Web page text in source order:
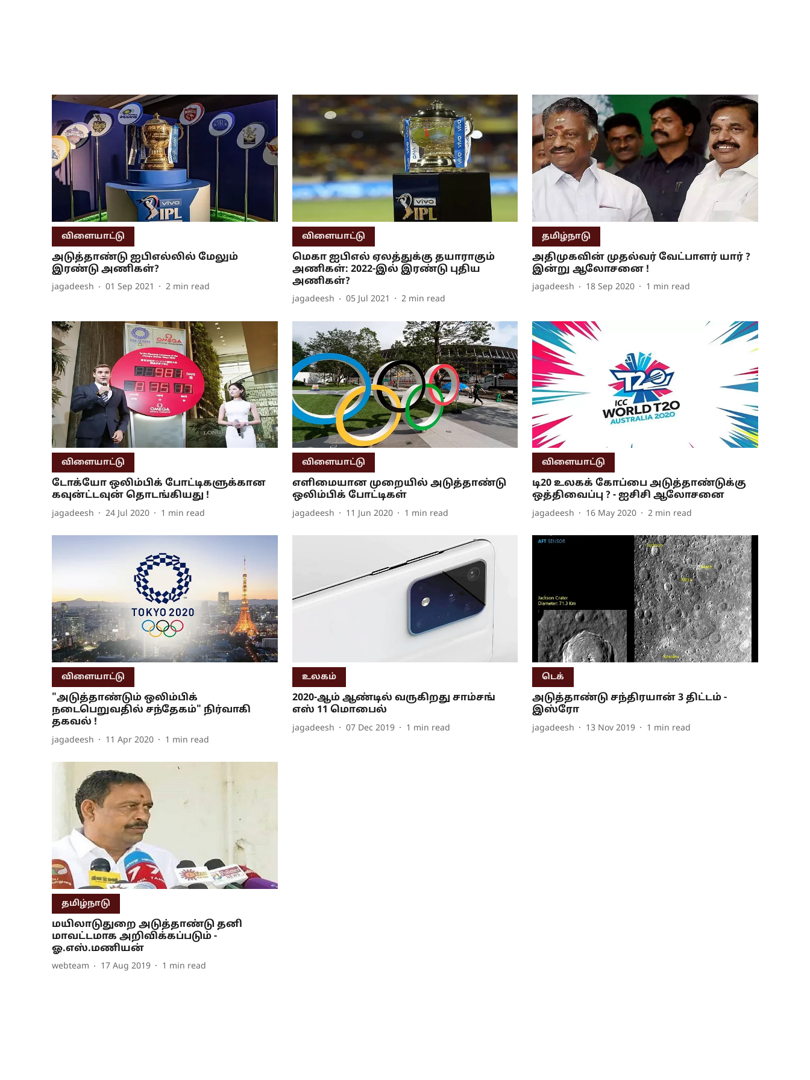
விளையாட்டு
அடுத்தாண்டு ஐபிஎல்லில் மேலும்
இரண்டு அணிகள்?
jagadeesh 01 Sep 2021 2 min read
விளையாட்டு
மெகா ஐபிஎல் ஏலத்துக்கு தயாராகும்
அணிகள்: 2022-இல் இரண்டு புதிய
அணிகள்?
jagadeesh 05 Jul 2021 2 min read
தமிழ்நாடு
அதிமுகவின் முதல்வர் வேட்பாளர் யார் ?
இன்று ஆலோசனை !
jagadeesh 18 Sep 2020 1 min read
விளையாட்டு
டோக்யோ ஒலிம்பிக் போட்டிகளுக்கான
கவுன்ட்டவுன் தொடங்கியது !
jagadeesh 24 Jul 2020 1 min read
விளையாட்டு
எளிமையான முறையில் அடுத்தாண்டு
ஒலிம்பிக் போட்டிகள்
jagadeesh 11 Jun 2020 1 min read
விளையாட்டு
டி20 உலகக் கோப்பை அடுத்தாண்டுக்கு
ஒத்திவைப்பு ? - ஐசிசி ஆலோசனை
jagadeesh 16 May 2020 2 min read
விளையாட்டு
"அடுத்தாண்டும் ஒலிம்பிக்
நடைபெறுவதில் சந்தேகம்" நிர்வாகி
தகவல் !
jagadeesh 11 Apr 2020 1 min read
உலகம்
2020-ஆம் ஆண்டில் வருகிறது சாம்சங்
எஸ் 11 மொபைல்
jagadeesh 07 Dec 2019 1 min read
டெக்
அடுத்தாண்டு சந்திரயான் 3 திட்டம் -
இஸ்ரோ
jagadeesh 13 Nov 2019 1 min read
தமிழ்நாடு
மயிலாடுதுறை அடுத்தாண்டு தனி
மாவட்டமாக அறிவிக்கப்படும் -
ஓ.எஸ்.மணியன்
webteam 17 Aug 2019 1 min read